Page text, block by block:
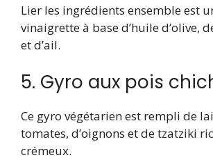
Lier les ingrédients ensemble est
vinaigrette à base d’huile d’olive,
et d’ail.
5. Gyro aux pois
Ce gyro végétarien est rempli de
tomates, d’oignons et de tzatziki
crémeux.